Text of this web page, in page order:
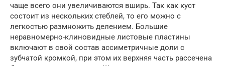
чаще всего они увеличиваются вширь. Так как куст
состоит из нескольких стеблей, то его можно с
легкостью размножить делением. Большие
неравномерно-клиновидные листовые пластины
включают в свой состав ассиметричные доли с
зубчатой кромкой, при этом их верхняя часть рассечена